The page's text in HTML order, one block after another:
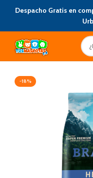
Despacho Gratis en
-18%